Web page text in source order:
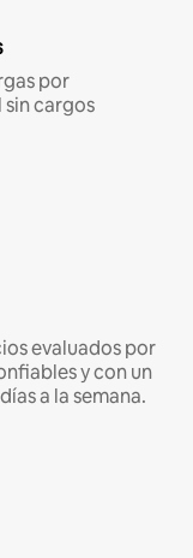
por
sin cargos
evaluados por
y con un
a la semana.